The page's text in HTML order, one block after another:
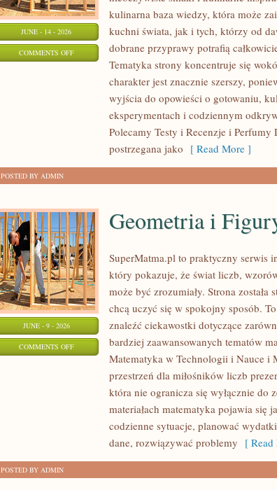
JUNE - 14 - 2026
COMMENTS OFFON
PERFUMERYJNE
kulinarna baza wiedzy, która może
kuchni świata, jak i tych, którzy od
dobrane przyprawy potrafią
Tematyka strony koncentruje się
charakter jest znacznie szerszy,
wyjścia do opowieści o gotowaniu,
eksperymentach i codziennym
Polecamy Testy i Recenzje i Perfumy
postrzegana jako [ Read More ]
POSTED BY ADMIN
JUNE - 9 - 2026
COMMENTS OFFON
GEOMETRIA
Geometria i
SuperMatma.pl to praktyczny serwis
który pokazuje, że świat liczb,
może być zrozumiały. Strona
chcą uczyć się w spokojny sposób.
znaleźć ciekawostki dotyczące
bardziej zaawansowanych tematów
Matematyka w Technologii i Nauce i
przestrzeń dla miłośników liczb
która nie ogranicza się wyłącznie do
materiałach matematyka pojawia się
codzienne sytuacje, planować
dane, rozwiązywać problemy [ Read
POSTED BY ADMIN